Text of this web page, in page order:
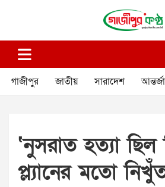
গাজীপুর কণ্ঠ
গাজীপুর জাতীয় সারাদেশ
‘নুসরাত হত্যা ছিল
প্ল্যানের মতো